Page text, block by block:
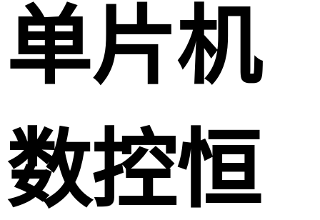
单片机
数控恒